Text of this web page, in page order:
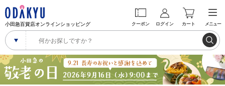
小田急百貨店オンラインショッピング クーポン ログイン カート メニュー